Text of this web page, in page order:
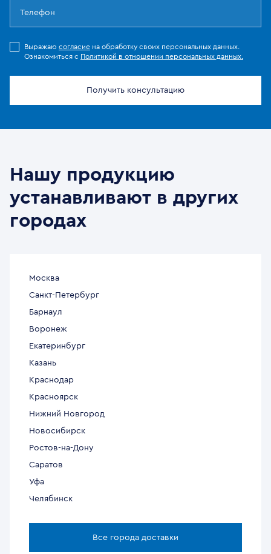
Выражаю согласие на обработку своих персональных данных.
Ознакомиться с Политикой в отношении персональных данных.
Получить консультацию
Нашу продукцию
устанавливают в других
городах
Москва
Санкт-Петербург
Барнаул
Воронеж
Екатеринбург
Казань
Краснодар
Красноярск
Нижний Новгород
Новосибирск
Ростов-на-Дону
Саратов
Уфа
Челябинск
Все города доставки